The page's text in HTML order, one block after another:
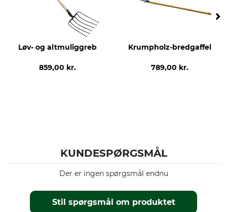
Løv- og altmuliggreb
859,00 kr.
Krumpholz-bredgaffel
789,00 kr.
KUNDESPØRGSMÅL
Stil spørgsmål om produktet
Der er ingen spørgsmål endnu